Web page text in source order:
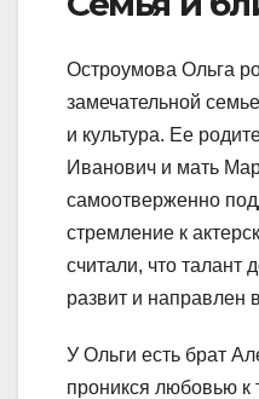
Остроумова Ольга
замечательной
и культура. Ее
Иванович и мать
самоотверженно
стремление к
считали, что талант
развит и направлен
У Ольги есть брат
проникся любовью к